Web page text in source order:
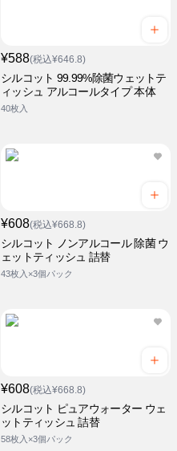
¥588(税込¥646.8)
シルコット 99.99%除菌ウェットテ
ィッシュ アルコールタイプ 本体
40枚入
¥608(税込¥668.8)
シルコット ノンアルコール 除菌 ウ
ェットティッシュ 詰替
43枚入×3個パック
¥608(税込¥668.8)
シルコット ピュアウォーター ウェ
ットティッシュ 詰替
58枚入×3個パック